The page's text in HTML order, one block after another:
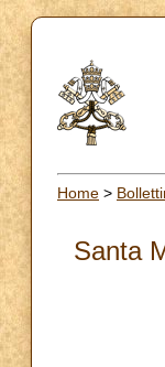
Home >
Santa